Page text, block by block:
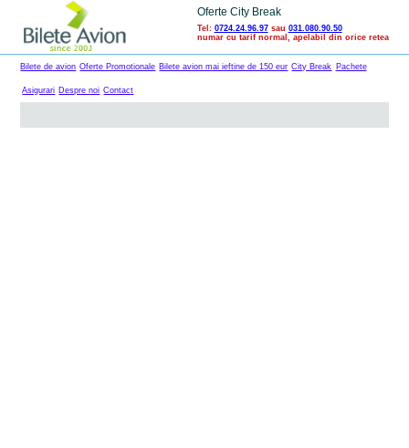
Oferte City Break
Tel: 0724.24.96.97sau 031.080.90.50
numar cu tarif normal, apelabil din orice retea
Bilete de avion Oferte Promotionale Bilete avion mai ieftine de 150 eur City Break Pachete
Asigurari Despre noi Contact